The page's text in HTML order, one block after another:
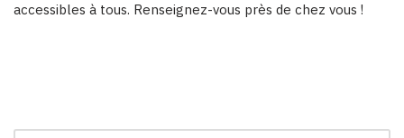
accessibles à tous. Renseignez-vous près de chez vous !